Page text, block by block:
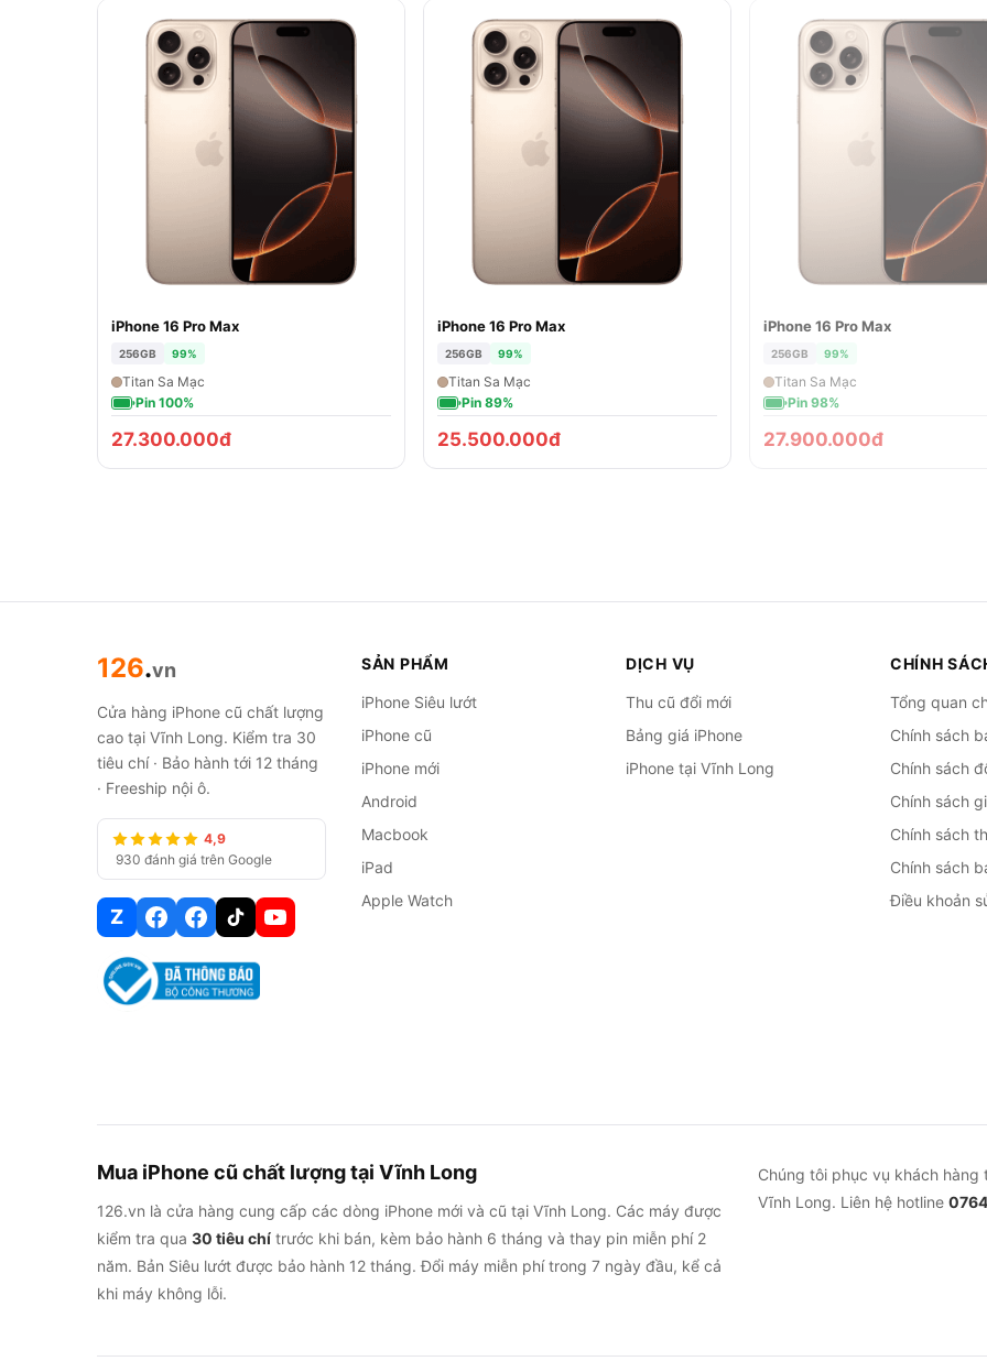
iPhone 16 Pro Max
256GB 99%
Titan Sa Mạc
Pin 100%
27.300.000đ
iPhone 16 Pro Max
256GB 99%
Titan Sa Mạc
Pin 89%
25.500.000đ
ĐÃ BÁN
iPhone 16 Pro Max
256GB 99%
Titan Sa Mạc
Pin 98%
27.900.000đ
126.vn
Cửa hàng iPhone cũ chất lượng
cao tại Vĩnh Long. Kiểm tra 30
tiêu chí · Bảo hành tới 12 tháng
· Freeship nội ô.
4,9
930 đánh giá trên Google
Z
SẢN PHẨM
iPhone Siêu lướt
iPhone cũ
iPhone mới
Android
Macbook
iPad
Apple Watch
DỊCH VỤ
Thu cũ đổi mới
Bảng giá iPhone
iPhone tại Vĩnh Long
CHÍNH
Tổng quan
Chính sách
Chính sách
Chính sách
Chính sách
Chính sách
Điều khoản
Mua iPhone cũ chất lượng tại Vĩnh Long
126.vn là cửa hàng cung cấp các dòng iPhone mới và cũ tại Vĩnh Long. Các máy được
kiểm tra qua 30 tiêu chí trước khi bán, kèm bảo hành 6 tháng và thay pin miễn phí 2
năm. Bản Siêu lướt được bảo hành 12 tháng. Đổi máy miễn phí trong 7 ngày đầu, kể cả
khi máy không lỗi.
Chúng tôi phục vụ khách hàng
Vĩnh Long. Liên hệ hotline